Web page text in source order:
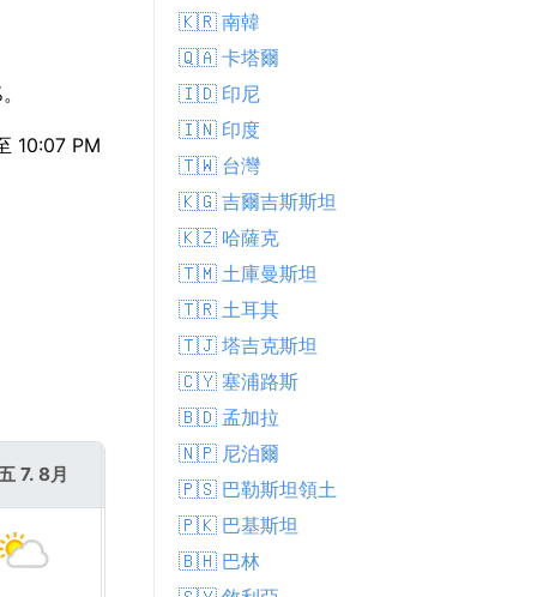
10:07 PM
7. 8月
🇰🇷 南韓
🇶🇦 卡塔爾
🇮🇩 印尼
🇮🇳 印度
🇹🇼 台灣
🇰🇬 吉爾吉斯斯坦
🇰🇿 哈薩克
🇹🇲 土庫曼斯坦
🇹🇷 土耳其
🇹🇯 塔吉克斯坦
🇨🇾 塞浦路斯
🇧🇩 孟加拉
🇳🇵 尼泊爾
🇵🇸 巴勒斯坦領土
🇵🇰 巴基斯坦
🇧🇭 巴林